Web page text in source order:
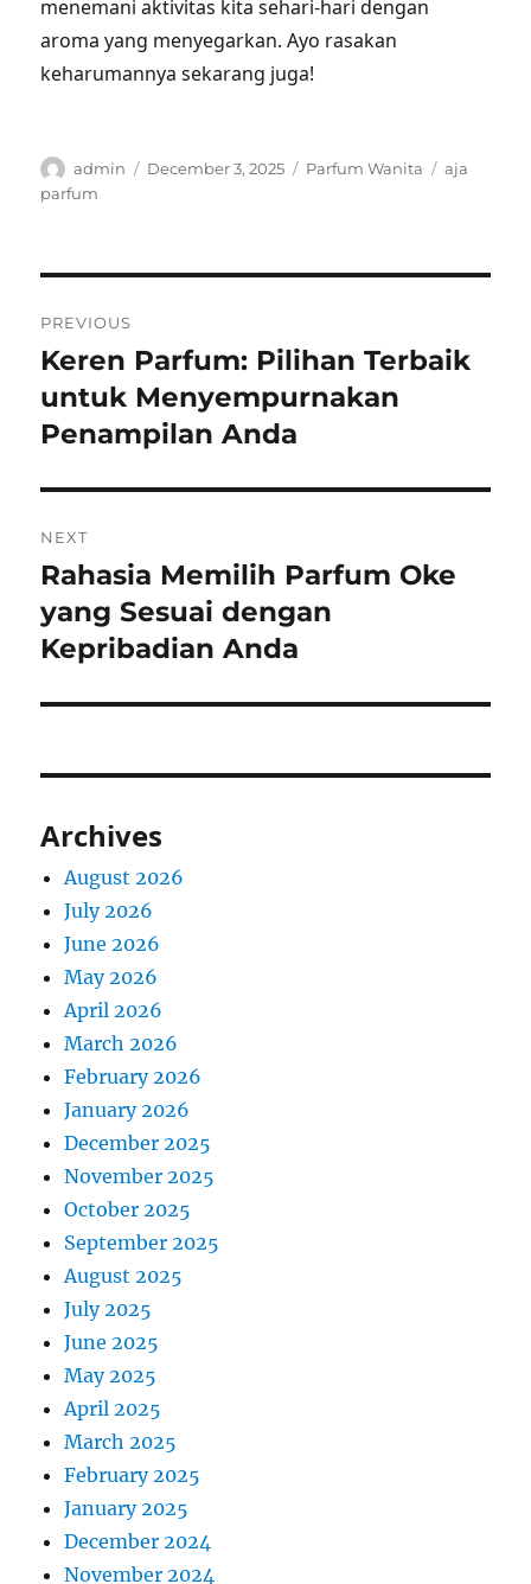
menemani aktivitas kita sehari-hari dengan
aroma yang menyegarkan. Ayo rasakan
keharumannya sekarang juga!
Author
admin
Posted
December 3, 2025 Categories
Parfum Wanita Tags
aja
parfum
navigation
PREVIOUS
Previous
post:
Keren Parfum: Pilihan Terbaik
untuk Menyempurnakan
Penampilan Anda
NEXT
Next
post:
Rahasia Memilih Parfum Oke
yang Sesuai dengan
Kepribadian Anda
Archives
August 2026
July 2026
June 2026
May 2026
April 2026
March 2026
February 2026
January 2026
December 2025
November 2025
October 2025
September 2025
August 2025
July 2025
June 2025
May 2025
April 2025
March 2025
February 2025
January 2025
December 2024
November 2024